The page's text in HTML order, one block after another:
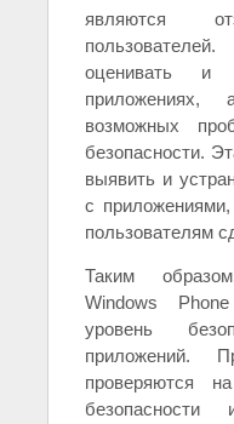
являются
оценивать и
возможных
безопасности.
выявить и
с
пользователям
Таким
Windows
уровень
приложений.
проверяются